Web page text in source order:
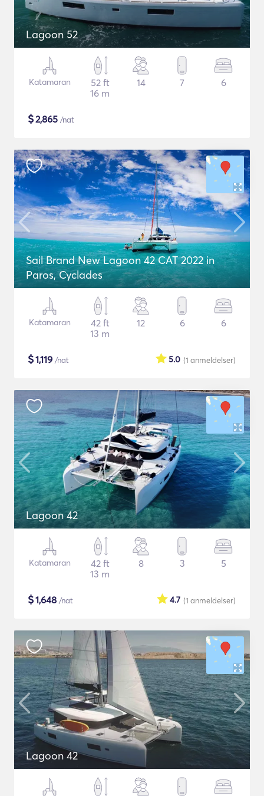
Lagoon 52
Katamaran
52 ft
16 m
14 7 6
$2,865 /nat
Sail Brand New Lagoon 42 CAT 2022 in
Paros, Cyclades
Katamaran
42 ft
13 m
12 6 6
$1,119 /nat (1 anmeldelser)
5.0
Lagoon 42
Katamaran
42 ft
13 m
8 3 5
$1,648 /nat (1 anmeldelser)
4.7
Lagoon 42